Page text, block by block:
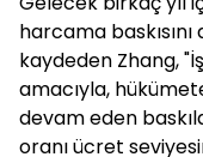
harcama
kaydeden Zhang,
amacıyla,
devam eden
oranı ücret